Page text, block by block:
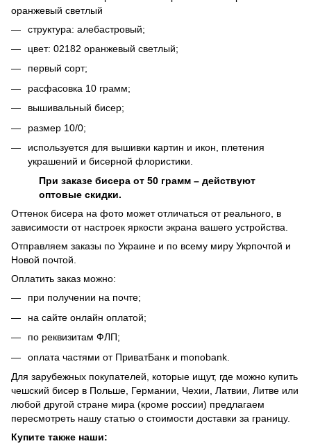
оранжевый светлый
структура: алебастровый;
цвет: 02182 оранжевый светлый;
первый сорт;
расфасовка 10 грамм;
вышивальный бисер;
размер 10/0;
используется для вышивки картин и икон, плетения
украшений и бисерной флористики.
При заказе бисера от 50 грамм – действуют
оптовые скидки.
Оттенок бисера на фото может отличаться от реального, в
зависимости от настроек яркости экрана вашего устройства.
Отправляем заказы по Украине и по всему миру Укрпочтой и
Новой почтой.
Оплатить заказ можно:
при получении на почте;
на сайте онлайн оплатой;
по реквизитам ФЛП;
оплата частями от ПриватБанк и monobank.
Для зарубежных покупателей, которые ищут, где можно купить
чешский бисер в Польше, Германии, Чехии, Латвии, Литве или
любой другой стране мира (кроме россии) предлагаем
пересмотреть нашу статью о стоимости доставки за границу.
Купите также наши: